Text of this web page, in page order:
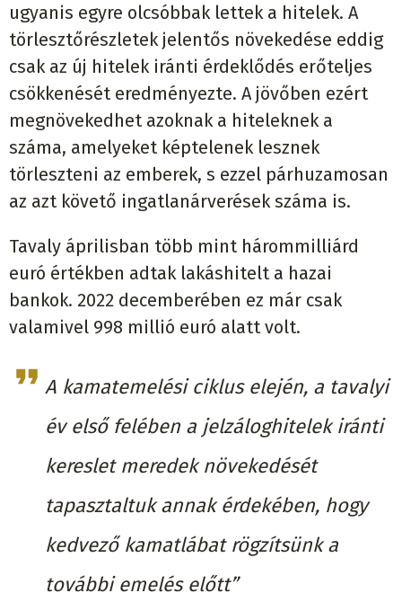
ugyanis egyre olcsóbbak lettek a hitelek. A
törlesztőrészletek jelentős növekedése eddig
csak az új hitelek iránti érdeklődés erőteljes
csökkenését eredményezte. A jövőben ezért
megnövekedhet azoknak a hiteleknek a
száma, amelyeket képtelenek lesznek
törleszteni az emberek, s ezzel párhuzamosan
az azt követő ingatlanárverések száma is.
Tavaly áprilisban több mint hárommilliárd
euró értékben adtak lakáshitelt a hazai
bankok. 2022 decemberében ez már csak
valamivel 998 millió euró alatt volt.
A kamatemelési ciklus elején, a tavalyi
év első felében a jelzáloghitelek iránti
kereslet meredek növekedését
tapasztaltuk annak érdekében, hogy
kedvező kamatlábat rögzítsünk a
további emelés előtt”